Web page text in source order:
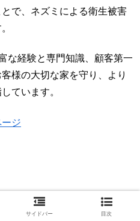
で、ネズミによる衛生被害
な経験と専門知識、顧客第一
様の大切な家を守り、より
ています。
ジ
サイドバー 目次